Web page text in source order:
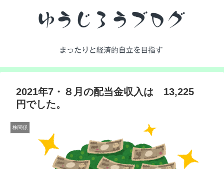
2021年7・８月の配当金収入は 13,225
円でした。
株関係